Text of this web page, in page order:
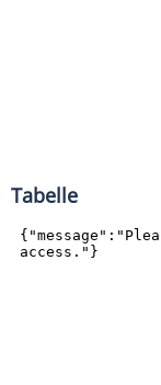
Tabelle